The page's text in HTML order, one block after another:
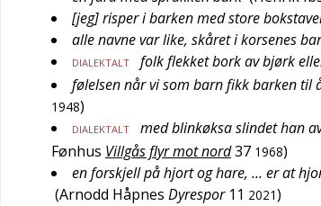
[jeg] risper i barken med store
alle navne var like, skåret i korsenes
DIALEKTALT folk flekket bork av bjørk
følelsen når vi som barn fikk barken til
1948)
DIALEKTALT med blinkøksa slindet han
Fønhus Villgås flyr mot nord37 1968)
en forskjell på hjort og hare, … er at
(Arnodd Håpnes Dyrespor 11 2021)